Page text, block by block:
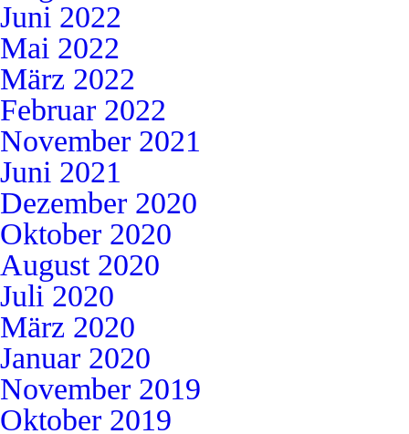
Juni 2022
Mai 2022
März 2022
Februar 2022
November 2021
Juni 2021
Dezember 2020
Oktober 2020
August 2020
Juli 2020
März 2020
Januar 2020
November 2019
Oktober 2019